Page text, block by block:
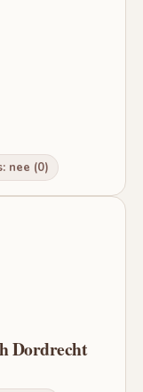
nee (0)
Dordrecht